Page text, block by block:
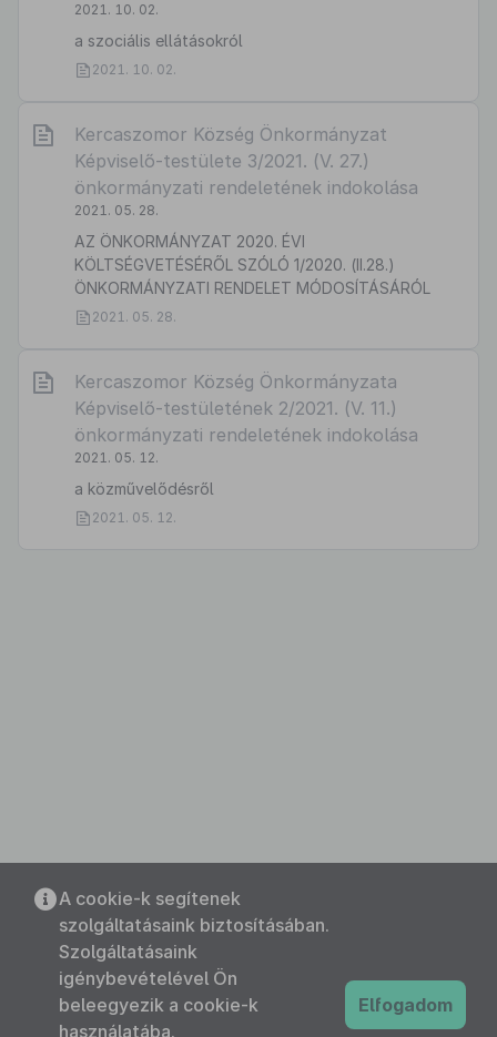
2021. 10. 02.
a szociális ellátásokról
2021. 10. 02.
Kercaszomor Község Önkormányzat
Képviselő-testülete 3/2021. (V. 27.)
önkormányzati rendeletének indokolása
2021. 05. 28.
AZ ÖNKORMÁNYZAT 2020. ÉVI
KÖLTSÉGVETÉSÉRŐL SZÓLÓ 1/2020. (II.28.)
ÖNKORMÁNYZATI RENDELET MÓDOSÍTÁSÁRÓL
2021. 05. 28.
Kercaszomor Község Önkormányzata
Képviselő-testületének 2/2021. (V. 11.)
önkormányzati rendeletének indokolása
2021. 05. 12.
a közművelődésről
2021. 05. 12.
A cookie-k segítenek
szolgáltatásaink biztosításában.
Szolgáltatásaink
igénybevételével Ön
beleegyezik a cookie-k
használatába.
Elfogadom